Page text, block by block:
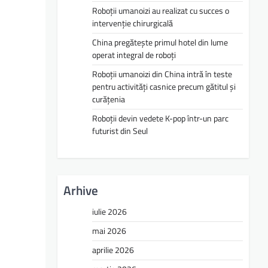
Roboții umanoizi au realizat cu succes o
intervenție chirurgicală
China pregătește primul hotel din lume
operat integral de roboți
Roboții umanoizi din China intră în teste
pentru activități casnice precum gătitul și
curățenia
Roboții devin vedete K-pop într-un parc
futurist din Seul
Arhive
iulie 2026
mai 2026
aprilie 2026